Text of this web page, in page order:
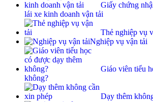
Giấy chứng
lái xe kinh doanh vận tải
Thẻ nghiệp vụ
Nghiệp vụ vận tải
Giáo viên tiểu
không?
Dạy thêm